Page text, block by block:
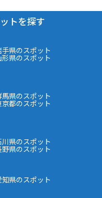
トを探す
手県のスポット
形県のスポット
馬県のスポット
京都のスポット
川県のスポット
野県のスポット
知県のスポット